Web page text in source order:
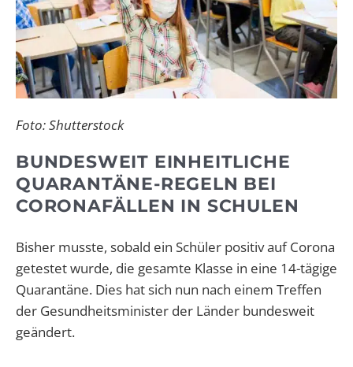
Foto: Shutterstock
BUNDESWEIT EINHEITLICHE
QUARANTÄNE-REGELN BEI
CORONAFÄLLEN IN SCHULEN
Bisher musste, sobald ein Schüler positiv auf Corona
getestet wurde, die gesamte Klasse in eine 14-tägige
Quarantäne. Dies hat sich nun nach einem Treffen
der Gesundheitsminister der Länder bundesweit
geändert.